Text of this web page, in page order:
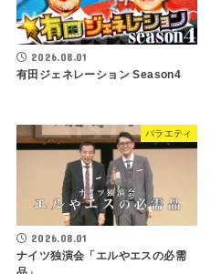
2026.08.01
有田ジェネレーション Season4
バラエティ
2026.08.01
ナイツ独演会「エルやエスの必需